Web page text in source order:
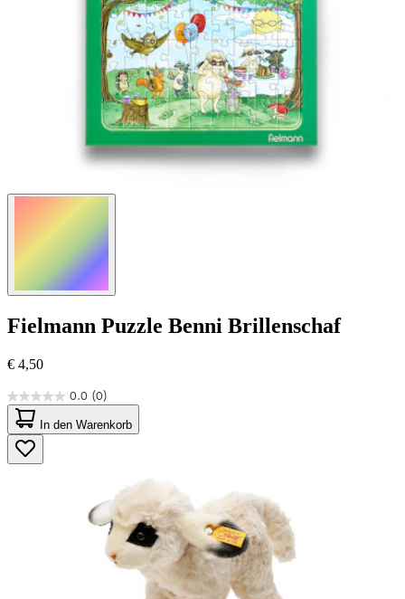
Fielmann Puzzle Benni Brillenschaf
€ 4,50
0.0 (0)
0.0
von
5
Sternen.
In den Warenkorb